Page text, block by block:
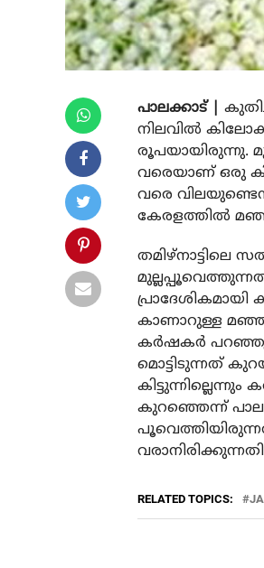
പാലക്കാട് |
നിലവില്‍
രൂപയായിരുന്നു.
വരെയാണ് ഒരു
വരെ
കേരളത്തില്‍
തമിഴ്‌നാട്ടിലെ
കാണാറുള്ള
കര്‍ഷകര്‍ പറഞ്ഞു.
മൊട്ടിടുന്നത്
കുറഞ്ഞെന്ന്
RELATED TOPICS: